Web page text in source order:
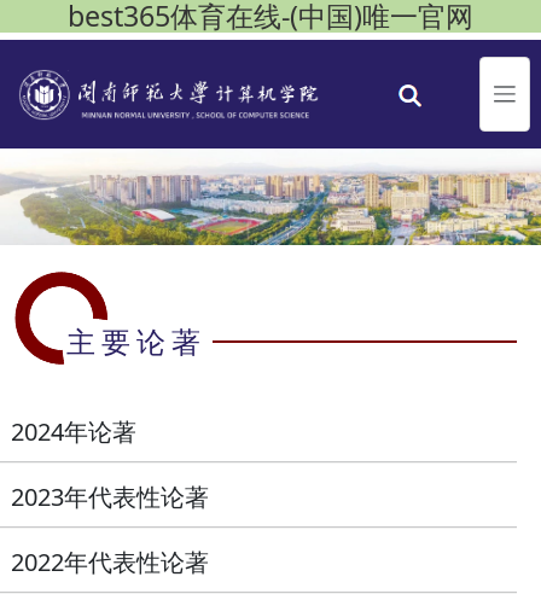
best365体育在线-(中国)唯一官网
主要论著
2024年论著
2023年代表性论著
2022年代表性论著